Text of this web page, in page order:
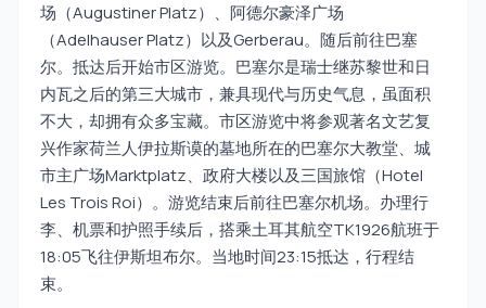
场（Augustiner Platz）、阿德尔豪泽广场
（Adelhauser Platz）以及Gerberau。随后前往巴塞
尔。抵达后开始市区游览。巴塞尔是瑞士继苏黎世和日
内瓦之后的第三大城市，兼具现代与历史气息，虽面积
不大，却拥有众多宝藏。市区游览中将参观著名文艺复
兴作家荷兰人伊拉斯谟的墓地所在的巴塞尔大教堂、城
市主广场Marktplatz、政府大楼以及三国旅馆（Hotel
Les Trois Roi）。游览结束后前往巴塞尔机场。办理行
李、机票和护照手续后，搭乘土耳其航空TK1926航班于
18:05飞往伊斯坦布尔。当地时间23:15抵达，行程结
束。